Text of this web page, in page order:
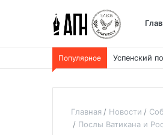
Популярное Успенский
Главная Новости
Послы Ватикана и